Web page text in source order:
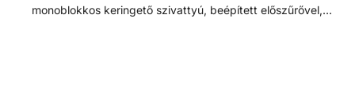
monoblokkos keringető szivattyú, beépített előszűrővel,